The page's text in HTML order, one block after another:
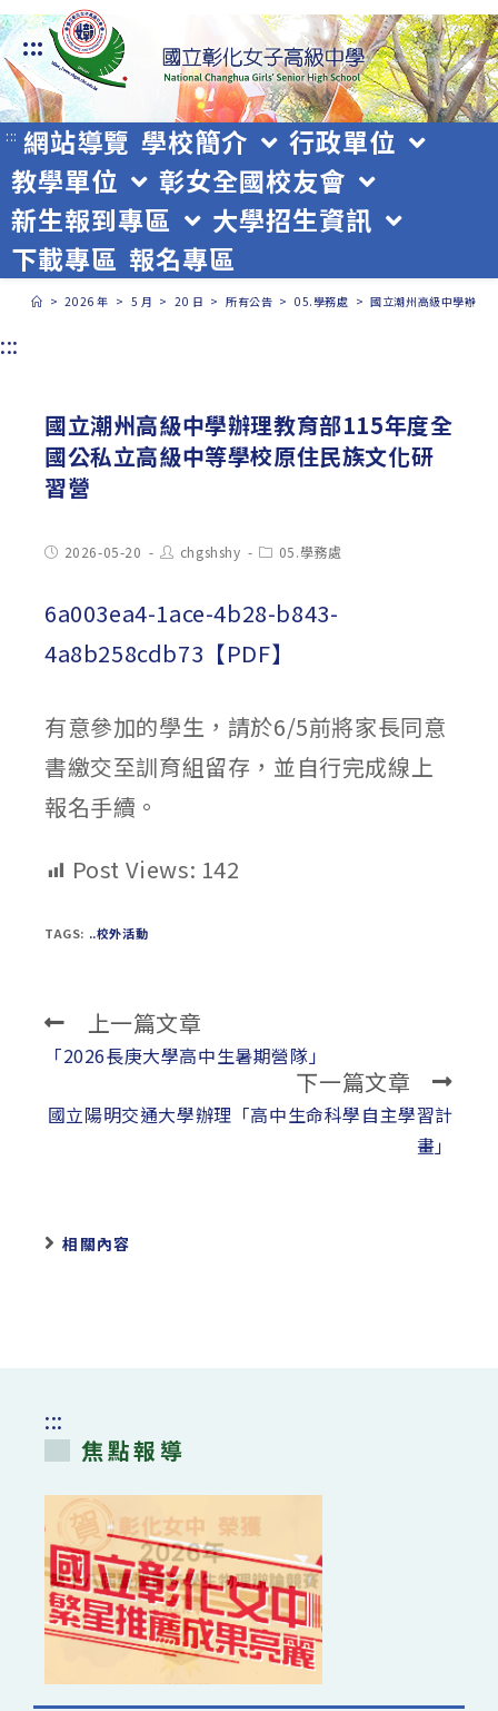
跳
轉
至
主
要
內
容
:::
::: 網站導覽 學校簡介
行政單位
教學單位
彰女全國校友會
新生報到專區
大學招生資訊
下載專區 報名專區
> 2026 年 > 5 月 > 20 日 > 所有公告 > 05.學務處 > 國立潮州高級中學辦理
:::
國立潮州高級中學辦理教育部115年度全
國公私立高級中等學校原住民族文化研
習營
Post2026-05-20
Post
author:
chgshshy
Post05.學務處
6a003ea4-1ace-4b28-b843-
4a8b258cdb73【PDF】
有意參加的學生，請於6/5前將家長同意
書繳交至訓育組留存，並自行完成線上
報名手續。
Post Views: 142
TAGS: ..校外活動
Read
more
上一篇文章
「2026長庚大學高中生暑期營隊」
下一篇文章
國立陽明交通大學辦理「高中生命科學自主學習計
畫」
相關內容
:::
焦點報導